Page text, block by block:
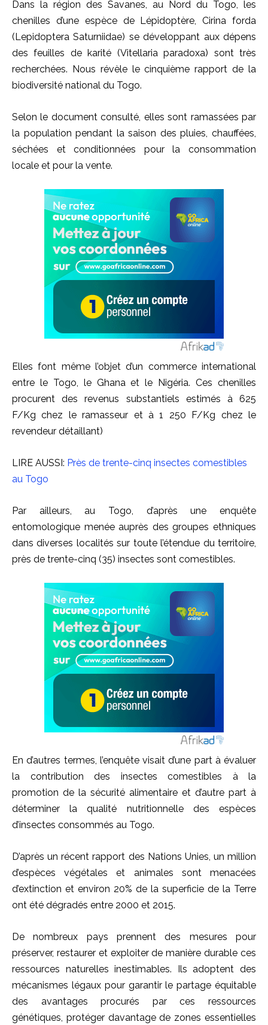
Dans la région des Savanes, au Nord du Togo, les
chenilles d’une espèce de Lépidoptère, Cirina forda
(Lepidoptera Saturniidae) se développant aux dépens
des feuilles de karité (Vitellaria paradoxa) sont très
recherchées. Nous révèle le cinquième rapport de la
biodiversité national du Togo.
Selon le document consulté, elles sont ramassées par
la population pendant la saison des pluies, chauffées,
séchées et conditionnées pour la consommation
locale et pour la vente.
Elles font même l’objet d’un commerce international
entre le Togo, le Ghana et le Nigéria. Ces chenilles
procurent des revenus substantiels estimés à 625
F/Kg chez le ramasseur et à 1 250 F/Kg chez le
revendeur détaillant)
LIRE AUSSI: Près de trente-cinq insectes comestibles
au Togo
Par ailleurs, au Togo, d’après une enquête
entomologique menée auprès des groupes ethniques
dans diverses localités sur toute l’étendue du territoire,
près de trente-cinq (35) insectes sont comestibles.
En d’autres termes, l’enquête visait d’une part à évaluer
la contribution des insectes comestibles à la
promotion de la sécurité alimentaire et d’autre part à
déterminer la qualité nutritionnelle des espèces
d’insectes consommés au Togo.
D’après un récent rapport des Nations Unies, un million
d’espèces végétales et animales sont menacées
d’extinction et environ 20% de la superficie de la Terre
ont été dégradés entre 2000 et 2015.
De nombreux pays prennent des mesures pour
préserver, restaurer et exploiter de manière durable ces
ressources naturelles inestimables. Ils adoptent des
mécanismes légaux pour garantir le partage équitable
des avantages procurés par ces ressources
génétiques, protéger davantage de zones essentielles